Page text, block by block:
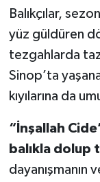
Balıkçılar,
yüz güldüren
tezgahlarda
Sinop’ta
kıyılarına da
“İnşallah
balıkla dolup
dayanışmanın